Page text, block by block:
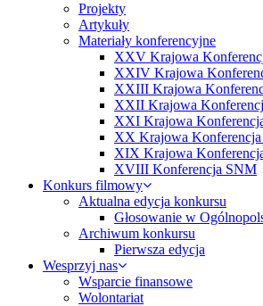
Projekty
Artykuły
Materiały konferencyjne
XXV Krajowa
XXIV Krajowa
XXIII Krajowa
XXII Krajowa
XXI Krajowa
XX Krajowa
XIX Krajowa
XVIII Konferencja SNM
Konkurs filmowy
Aktualna edycja konkursu
Głosowanie w
Archiwum konkursu
Pierwsza edycja
Wesprzyj nas
Wsparcie finansowe
Wolontariat